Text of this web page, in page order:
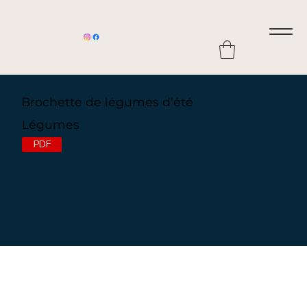
Brochette de légumes d'été
Légumes
PDF